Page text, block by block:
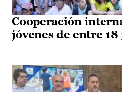
Cooperación
jóvenes de entre 18